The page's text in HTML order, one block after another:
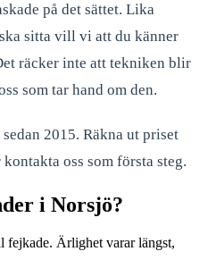
på det sättet. Lika
sitta vill vi att du känner
räcker inte att tekniken blir
som tar hand om den.
2015. Räkna ut priset
oss som första steg.
i Norsjö?
fejkade. Ärlighet varar längst,